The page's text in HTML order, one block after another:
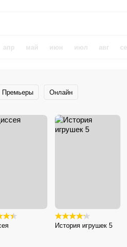
апр май июн июл авг
Премьеры Онлайн
История игрушек 5